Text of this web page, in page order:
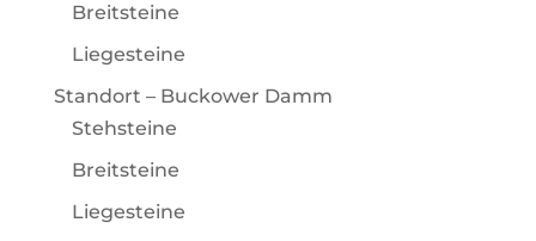
Breitsteine
Liegesteine
Standort – Buckower Damm
Stehsteine
Breitsteine
Liegesteine